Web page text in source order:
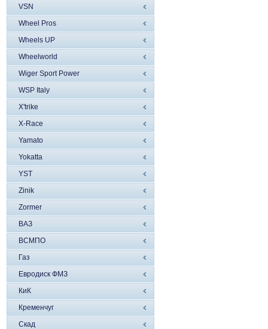
VSN
Wheel Pros
Wheels UP
Wheelworld
Wiger Sport Power
WSP Italy
X'trike
X-Race
Yamato
Yokatta
YST
Zinik
Zormer
ВАЗ
ВСМПО
Газ
Евродиск ФМЗ
КиК
Кременчуг
Скад